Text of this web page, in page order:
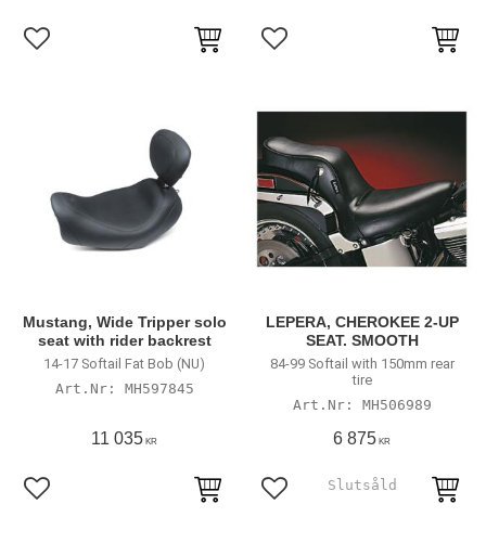
Lägg till i favoriter Lägg till i favoriter
Mustang, Wide Tripper solo
seat with rider backrest
14-17 Softail Fat Bob (NU)
MH597845
11 035 KR
Lägg till i favoriter
LEPERA, CHEROKEE 2-UP
SEAT. SMOOTH
84-99 Softail with 150mm rear
tire
MH506989
6 875 KR
Lägg till i favoriter